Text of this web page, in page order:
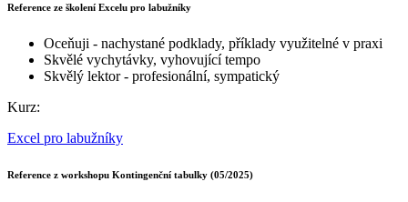
Reference ze školení Excelu pro labužníky
Oceňuji - nachystané podklady, příklady využitelné v praxi
Skvělé vychytávky, vyhovující tempo
Skvělý lektor - profesionální, sympatický
Kurz:
Excel pro labužníky
Reference z workshopu Kontingenční tabulky (05/2025)